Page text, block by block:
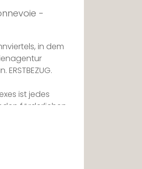
-
in dem
ist jedes
förderlichen
treten,